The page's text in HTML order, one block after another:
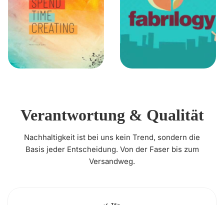
Verantwortung & Qualität
Nachhaltigkeit ist bei uns kein Trend, sondern die
Basis jeder Entscheidung. Von der Faser bis zum
Versandweg.